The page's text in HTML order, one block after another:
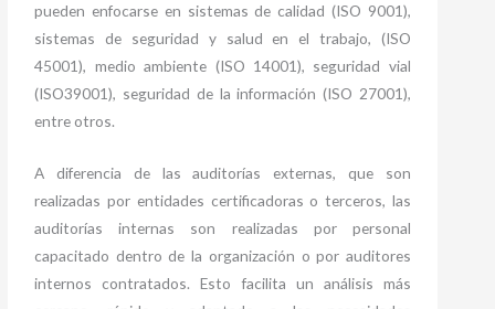
pueden enfocarse en sistemas de calidad (ISO 9001),
sistemas de seguridad y salud en el trabajo, (ISO
45001), medio ambiente (ISO 14001), seguridad vial
(ISO39001), seguridad de la información (ISO 27001),
entre otros.
A diferencia de las auditorías externas, que son
realizadas por entidades certificadoras o terceros, las
auditorías internas son realizadas por personal
capacitado dentro de la organización o por auditores
internos contratados. Esto facilita un análisis más